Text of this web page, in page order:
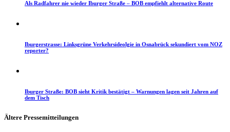
Als Radfahrer nie wieder Iburger Straße – BOB empfiehlt alternative Route
Iburgerstrasse: Linksgrüne Verkehrsideolgie in Osnabrück sekundiert vom NOZ
reporter?
Iburger Straße: BOB sieht Kritik bestätigt – Warnungen lagen seit Jahren auf
dem Tisch
Ältere Pressemitteilungen